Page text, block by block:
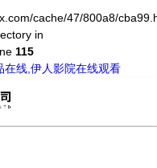
cache/47/800a8/
in
115
在线,伊人影院在线观看